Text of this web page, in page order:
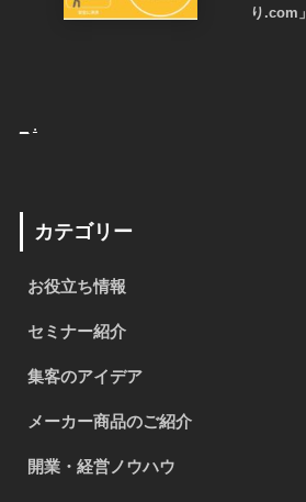
り.com」
.
カテゴリー
お役立ち情報
セミナー紹介
集客のアイデア
メーカー商品のご紹介
開業・経営ノウハウ